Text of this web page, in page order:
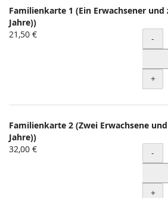
Familienkarte 1 (Ein Erwachsener und
Jahre))
21,50 €
-
+
Familienkarte 2 (Zwei Erwachsene
Jahre))
32,00 €
-
+